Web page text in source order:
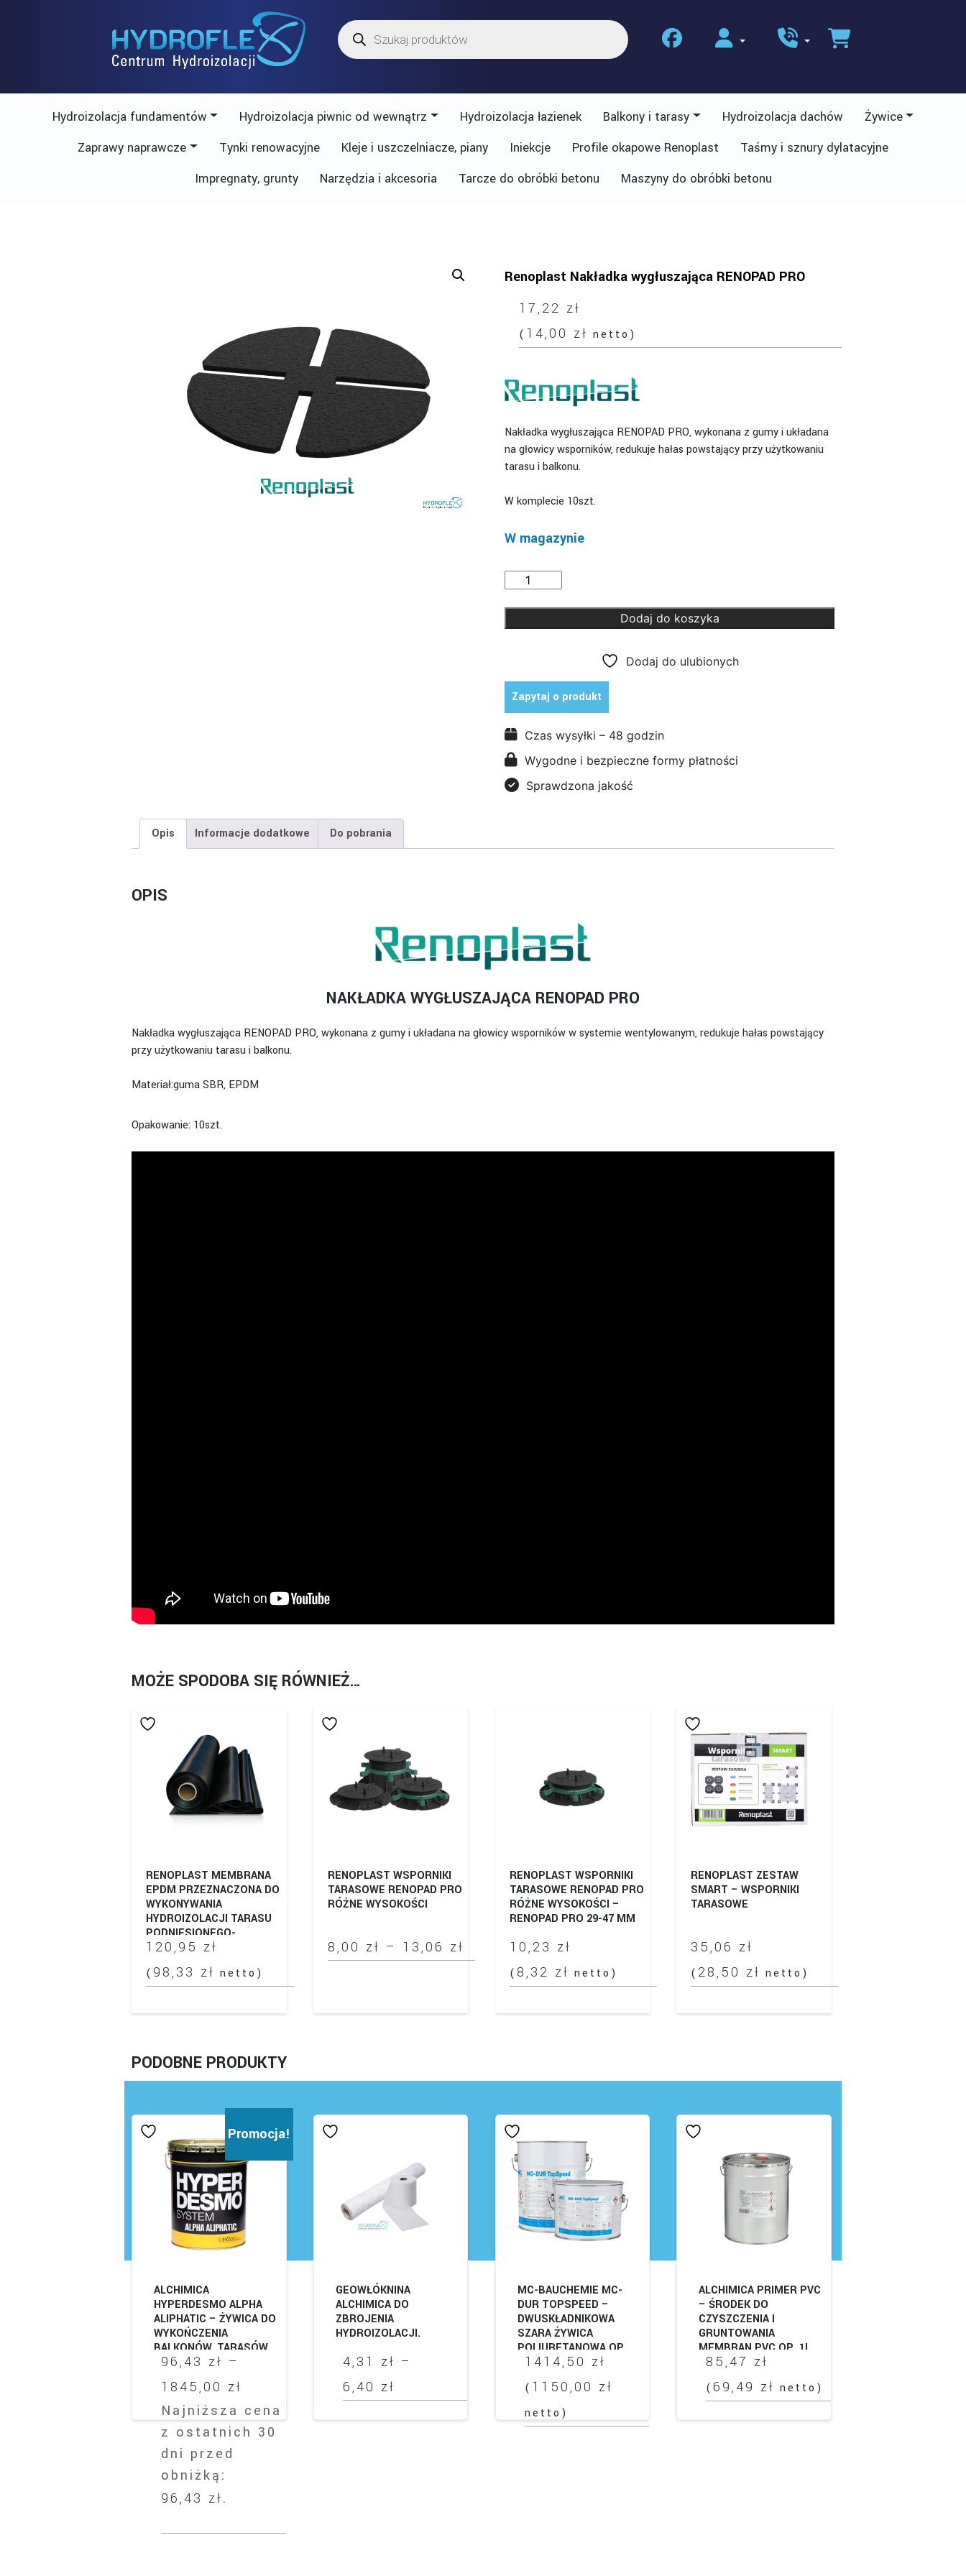
Wyszukiwarka
produktów
Hydroizolacja fundamentów Hydroizolacja piwnic od wewnątrz Hydroizolacja łazienek Balkony i tarasy Hydroizolacja dachów
Żywice
Zaprawy naprawcze
Tynki renowacyjne Kleje i uszczelniacze, piany Iniekcje Profile okapowe Renoplast
Taśmy i sznury dylatacyjne
Impregnaty, grunty
Narzędzia i akcesoria Tarcze do obróbki betonu Maszyny do obróbki betonu
Renoplast Nakładka wygłuszająca RENOPAD PRO
17,22 zł
( 14,00 zł netto)
Nakładka wygłuszająca RENOPAD PRO, wykonana z gumy i układana
na głowicy wsporników, redukuje hałas powstający przy użytkowaniu
tarasu i balkonu.
W komplecie 10szt.
W magazynie
ilość
Nakładka
wygłuszająca
Dodaj do koszyka
Dodaj do ulubionych
Zapytaj o produkt
Czas wysyłki – 48 godzin
Wygodne i bezpieczne formy płatności
Sprawdzona jakość
Opis Informacje dodatkowe Do pobrania
OPIS
NAKŁADKA WYGŁUSZAJĄCA RENOPAD PRO
Nakładka wygłuszająca RENOPAD PRO, wykonana z gumy i układana na głowicy wsporników w systemie wentylowanym, redukuje hałas powstający
przy użytkowaniu tarasu i balkonu.
Materiał:guma SBR, EPDM
Opakowanie: 10szt.
MOŻE SPODOBA SIĘ RÓWNIEŻ…
RENOPLAST MEMBRANA
EPDM PRZEZNACZONA DO
WYKONYWANIA
HYDROIZOLACJI TARASU
PODNIESIONEGO-
WENTYLOWANEGO.
120,95 zł
( 98,33 zł netto)
RENOPLAST WSPORNIKI
TARASOWE RENOPAD PRO
RÓŻNE WYSOKOŚCI
8,00 zł – 13,06 zł Zakres
ma
na
stronie
RENOPLAST WSPORNIKI
TARASOWE RENOPAD PRO
RÓŻNE WYSOKOŚCI –
RENOPAD PRO 29-47 MM
10,23 zł
( 8,32 zł netto)
RENOPLAST ZESTAW
SMART – WSPORNIKI
TARASOWE
35,06 zł
( 28,50 zł netto)
PODOBNE PRODUKTY
Promocja!
ALCHIMICA
HYPERDESMO ALPHA
ALIPHATIC – ŻYWICA DO
WYKOŃCZENIA
BALKONÓW, TARASÓW
DACHÓW Z PAPY,
96,43 zł –
1845,00 zł
cen:
od
Najniższa cena
z ostatnich 30
dni przed
obniżką:
96,43 zł.
GEOWŁÓKNINA
ALCHIMICA DO
ZBROJENIA
HYDROIZOLACJI.
4,31 zł –
6,40 zł
Ten
MC-BAUCHEMIE MC-
DUR TOPSPEED –
DWUSKŁADNIKOWA
SZARA ŻYWICA
POLIURETANOWA OP.
10KG
1414,50 zł
( 1150,00 zł
netto)
ALCHIMICA PRIMER PVC
– ŚRODEK DO
CZYSZCZENIA I
GRUNTOWANIA
MEMBRAN PVC OP. 1L
85,47 zł
(69,49 zł netto)